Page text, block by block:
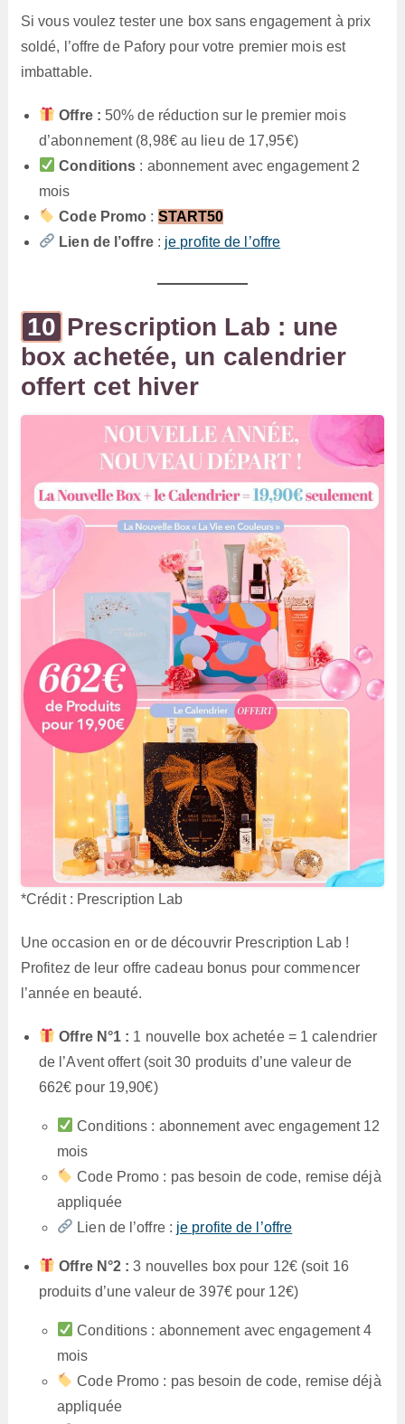
Si vous voulez tester une box sans engagement à prix
soldé, l’offre de Pafory pour votre premier mois est
imbattable.
Offre : 50% de réduction sur le premier mois
d’abonnement (8,98€ au lieu de 17,95€)
Conditions : abonnement avec engagement 2
mois
Code Promo : START50
Lien de l’offre: je profite de l’offre
Prescription Lab : une
box achetée, un calendrier
offert cet hiver
*Crédit : Prescription Lab
Une occasion en or de découvrir Prescription Lab !
Profitez de leur offre cadeau bonus pour commencer
l’année en beauté.
Offre N°1 : 1 nouvelle box achetée = 1 calendrier
de l’Avent offert (soit 30 produits d’une valeur de
662€ pour 19,90€)
Conditions : abonnement avec engagement 12
mois
Code Promo : pas besoin de code, remise déjà
appliquée
Lien de l’offre : je profite de l’offre
Offre N°2 : 3 nouvelles box pour 12€ (soit 16
produits d’une valeur de 397€ pour 12€)
Conditions : abonnement avec engagement 4
mois
Code Promo : pas besoin de code, remise déjà
appliquée